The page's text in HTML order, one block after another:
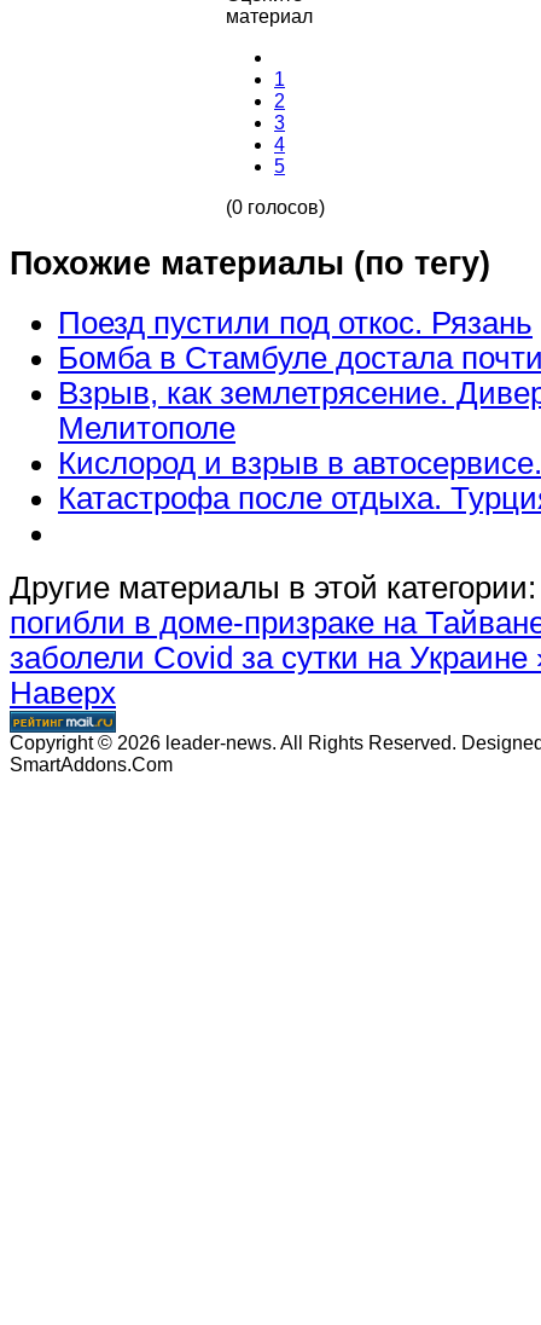
материал
1
2
3
4
5
(0 голосов)
Похожие материалы (по тегу)
Поезд пустили под откос. Рязань
Бомба в Стамбуле достала
Взрыв, как землетрясение.
Мелитополе
Кислород и взрыв в
Катастрофа после отдыха.
Другие материалы в этой категории:
погибли в доме-призраке на
заболели Covid за сутки на Украине
Наверх
Copyright © 2026 leader-news. All Rights Reserved.
SmartAddons.Com